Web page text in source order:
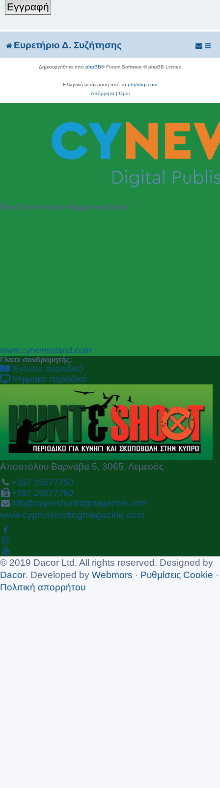
Εγγραφή
Ευρετήριο Δ. Συζήτησης
Δημιουργήθηκε από phpBB® Forum Software © phpBB Limited
Ελληνική μετάφραση από το phpbbgr.com
Απόρρητο|Όροι
Read Your Favorite Magazines Online
P
r
e
v
N
e
x
t
www.cynewsstand.com
Γίνετε συνδρομητής:
Έντυπο περιοδικό
Ψηφιακό περιοδικό
Αποστόλου Βαρνάβα 5, 3065, Λεμεσός
+357 25577750
+357 25577760
info@cyprushuntingmagazine.com
www.cyprushuntingmagazine.com
© 2019 Dacor Ltd. All rights reserved. Designed by
Dacor. Developed by Webmors · Ρυθμίσεις Cookie ·
Πολιτική απορρήτου